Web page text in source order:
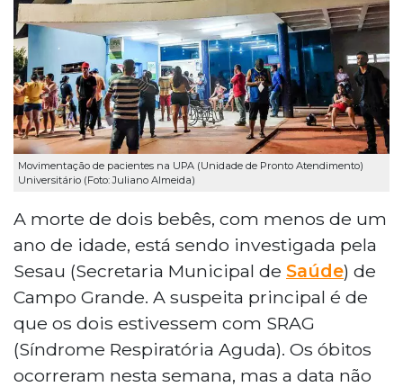
Movimentação de pacientes na UPA (Unidade de Pronto Atendimento)
Universitário (Foto: Juliano Almeida)
A morte de dois bebês, com menos de um
ano de idade, está sendo investigada pela
Sesau (Secretaria Municipal de Saúde) de
Campo Grande. A suspeita principal é de
que os dois estivessem com SRAG
(Síndrome Respiratória Aguda). Os óbitos
ocorreram nesta semana, mas a data não